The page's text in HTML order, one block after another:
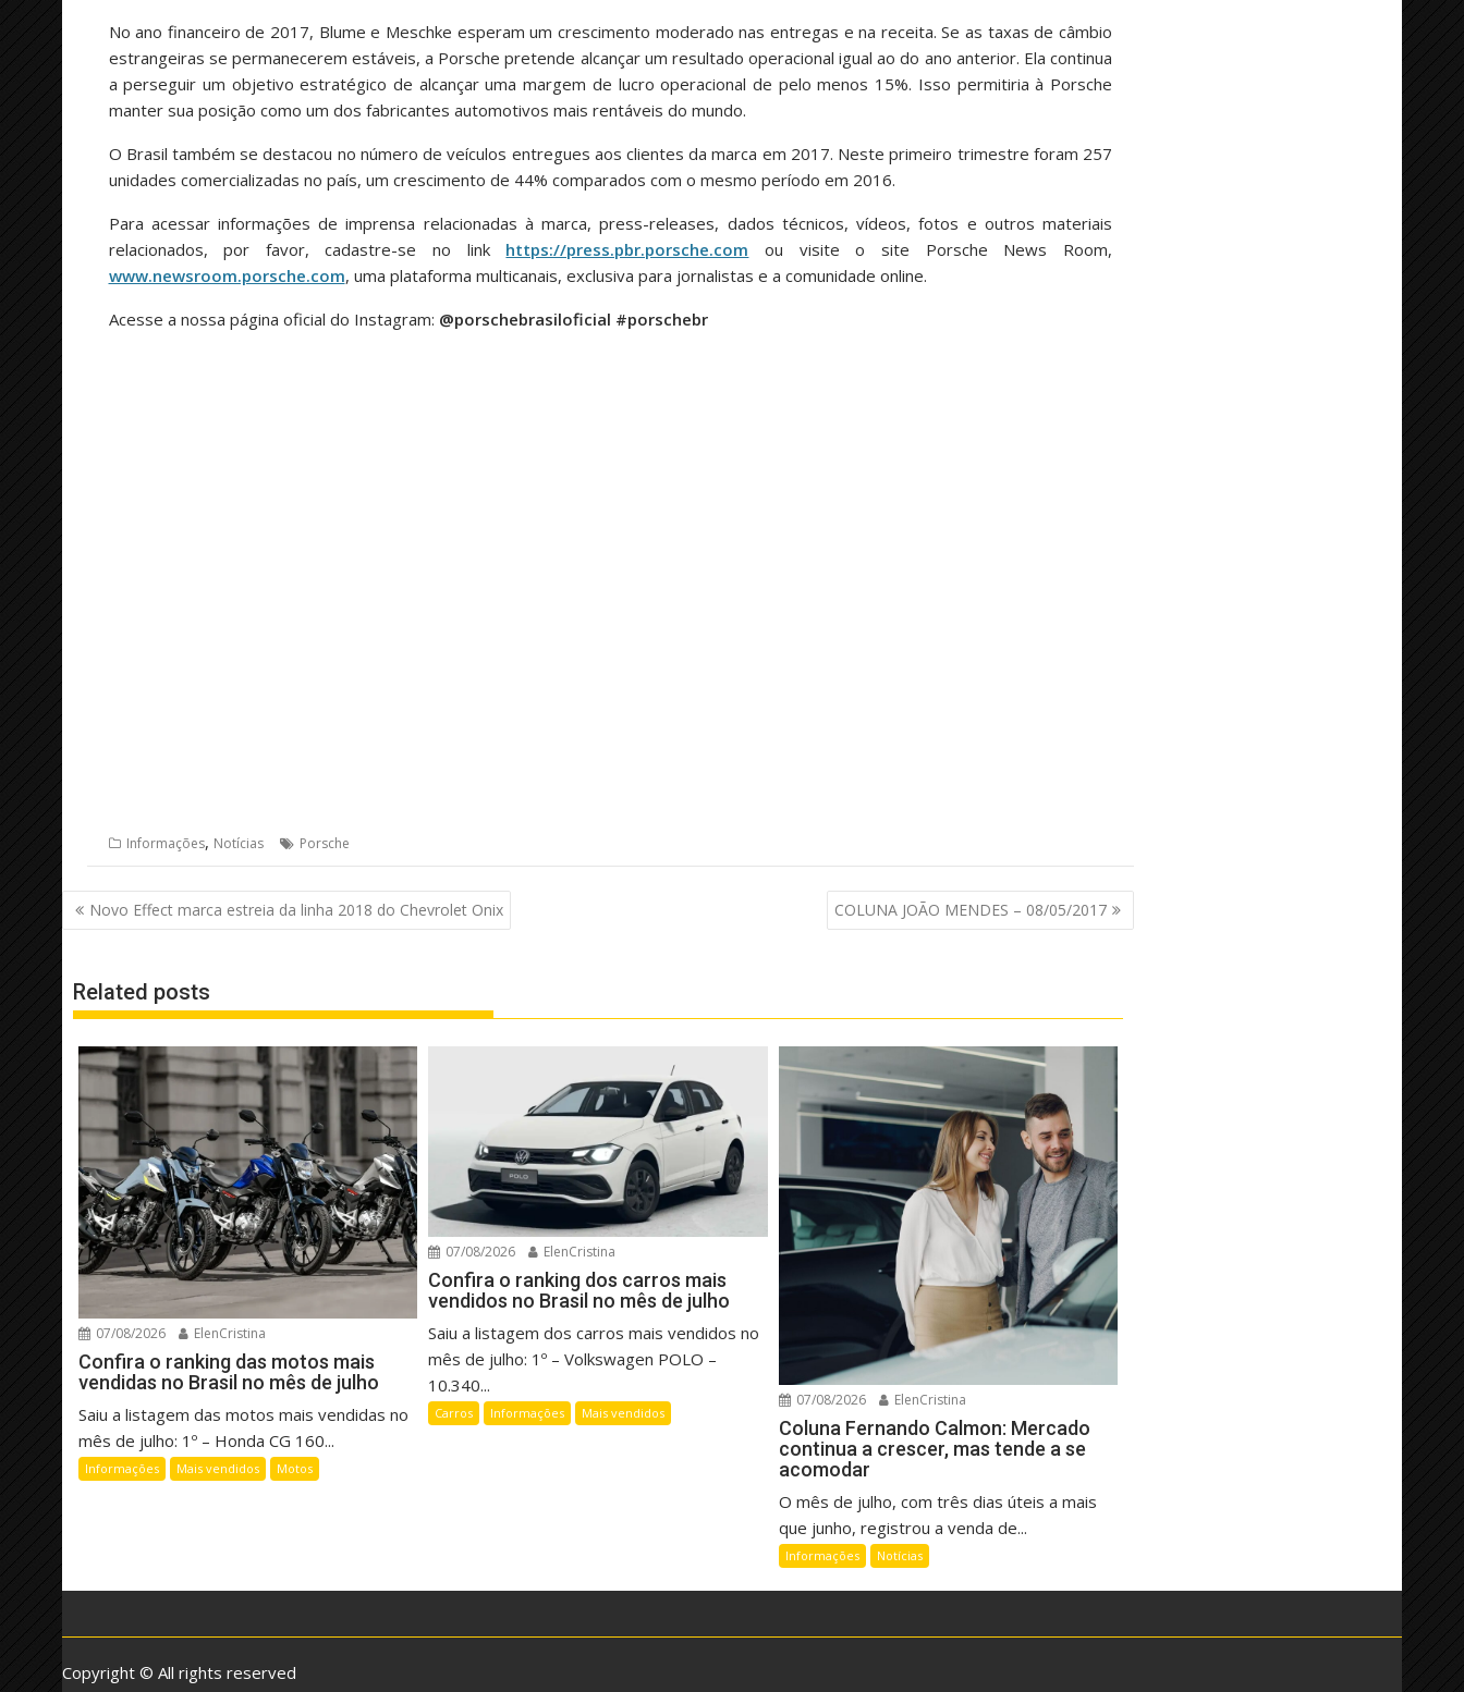
No ano financeiro de 2017, Blume e Meschke esperam um crescimento moderado nas entregas e na receita. Se as taxas de câmbio
estrangeiras se permanecerem estáveis, a Porsche pretende alcançar um resultado operacional igual ao do ano anterior. Ela continua
a perseguir um objetivo estratégico de alcançar uma margem de lucro operacional de pelo menos 15%. Isso permitiria à Porsche
manter sua posição como um dos fabricantes automotivos mais rentáveis do mundo.
O Brasil também se destacou no número de veículos entregues aos clientes da marca em 2017. Neste primeiro trimestre foram 257
unidades comercializadas no país, um crescimento de 44% comparados com o mesmo período em 2016.
Para acessar informações de imprensa relacionadas à marca, press-releases, dados técnicos, vídeos, fotos e outros materiais
relacionados, por favor, cadastre-se no link https://press.pbr.porsche.com ou visite o site Porsche News Room,
www.newsroom.porsche.com, uma plataforma multicanais, exclusiva para jornalistas e a comunidade online.
Acesse a nossa página oficial do Instagram: @porschebrasiloficial #porschebr
Informações, Notícias Porsche
Navegação
de
Novo Effect marca estreia da linha 2018 do Chevrolet Onix COLUNA JOÃO MENDES – 08/05/2017
Related posts
07/08/2026 ElenCristina
Confira o ranking das motos mais
vendidas no Brasil no mês de julho
Saiu a listagem das motos mais vendidas no
mês de julho: 1º – Honda CG 160...
Informações Mais vendidos Motos
07/08/2026 ElenCristina
Confira o ranking dos carros mais
vendidos no Brasil no mês de julho
Saiu a listagem dos carros mais vendidos no
mês de julho: 1º – Volkswagen POLO –
10.340...
Carros Informações Mais vendidos
07/08/2026 ElenCristina
Coluna Fernando Calmon: Mercado
continua a crescer, mas tende a se
acomodar
O mês de julho, com três dias úteis a mais
que junho, registrou a venda de...
Informações Notícias
Copyright © All rights reserved